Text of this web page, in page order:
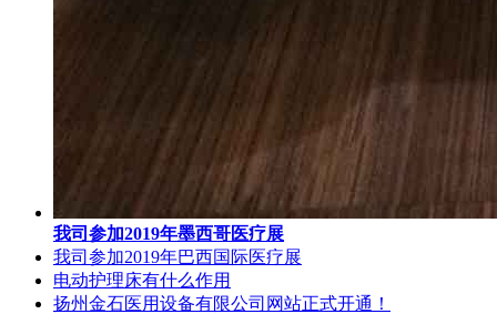
我司参加2019年墨西哥医疗展
我司参加2019年巴西国际医疗展
电动护理床有什么作用
扬州金石医用设备有限公司网站正式开通！